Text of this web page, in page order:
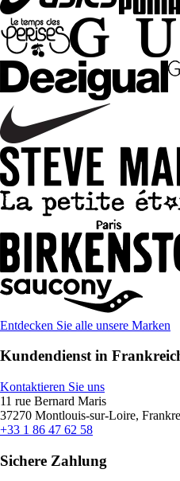
Entdecken Sie alle unsere Marken
Kundendienst in
Kontaktieren Sie uns
11 rue Bernard Maris
37270 Montlouis-sur-Loire,
+33 1 86 47 62 58
Sichere Zahlung